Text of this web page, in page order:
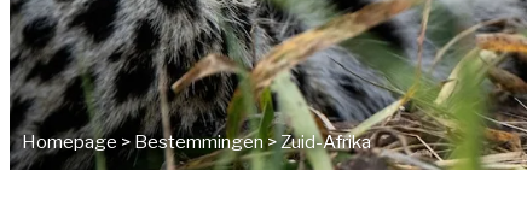
Homepage >Bestemmingen>Zuid-Afrika